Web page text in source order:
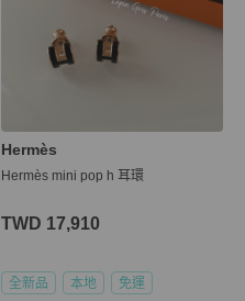
Hermès
Hermès mini pop h 耳環
TWD 17,910
全新品 本地 免運